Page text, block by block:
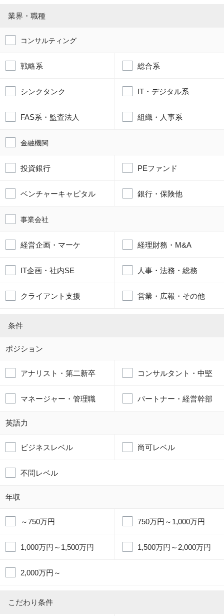
業界・職種
コンサルティング
戦略系 総合系
シンクタンク IT・デジタル系
FAS系・監査法人 組織・人事系
金融機関
投資銀行 PEファンド
ベンチャーキャピタル 銀行・保険他
事業会社
経営企画・マーケ 経理財務・M&A
IT企画・社内SE 人事・法務・総務
クライアント支援 営業・広報・その他
条件
ポジション
アナリスト・第二新卒 コンサルタント・中堅
マネージャー・管理職 パートナー・経営幹部
英語力
ビジネスレベル 尚可レベル
不問レベル
年収
～750万円 750万円～1,000万円
1,000万円～1,500万円 1,500万円～2,000万円
2,000万円～
こだわり条件